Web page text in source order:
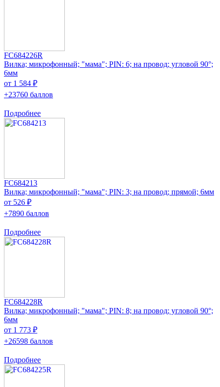
FC684226R
Вилка; микрофонный; "мама"; PIN: 6; на провод; угловой 90°;
6мм
от 1 584 ₽
+23760 баллов
Подробнее
FC684213
Вилка; микрофонный; "мама"; PIN: 3; на провод; прямой; 6мм
от 526 ₽
+7890 баллов
Подробнее
FC684228R
Вилка; микрофонный; "мама"; PIN: 8; на провод; угловой 90°;
6мм
от 1 773 ₽
+26598 баллов
Подробнее